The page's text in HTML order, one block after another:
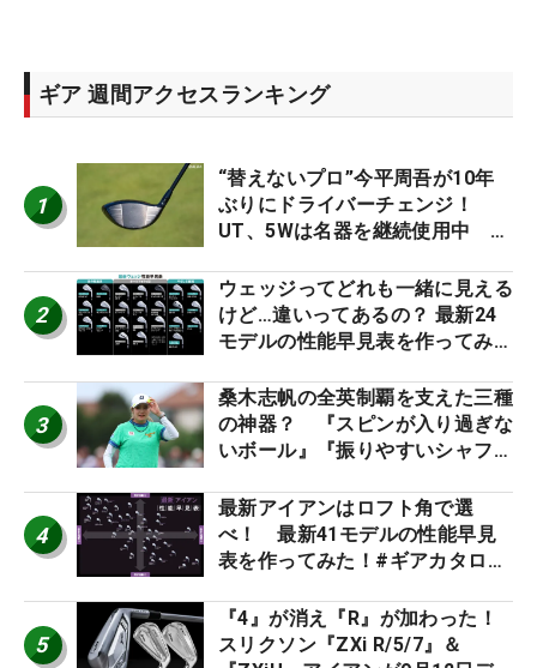
ギア 週間アクセスランキング
1
“替えないプロ”今平周吾が10年
ぶりにドライバーチェンジ！
UT、5Wは名器を継続使用中 #
2
ウェッジってどれも一緒に見える
けど…違いってあるの？ 最新24
モデルの性能早見表を作ってみ
3
桑木志帆の全英制覇を支えた三種
の神器？ 『スピンが入り過ぎな
いボール』『振りやすいシャフ
ー』 #女子プロセッティング
4
最新アイアンはロフト角で選
べ！ 最新41モデルの性能早見
表を作ってみた！#ギアカタログ
5
『4』が消え『R』が加わった！
スリクソン『ZXi R/5/7』＆